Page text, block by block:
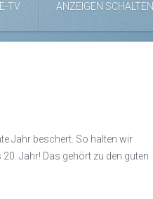
TV ANZEIGEN SCHALTEN
Jahr beschert. So halten wir
Jahr! Das gehört zu den guten